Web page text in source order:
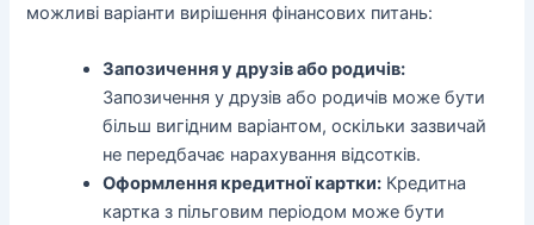
можливі варіанти вирішення фінансових питань:
Запозичення у друзів або родичів:
Запозичення у друзів або родичів може бути
більш вигідним варіантом, оскільки зазвичай
не передбачає нарахування відсотків.
Оформлення кредитної картки: Кредитна
картка з пільговим періодом може бути